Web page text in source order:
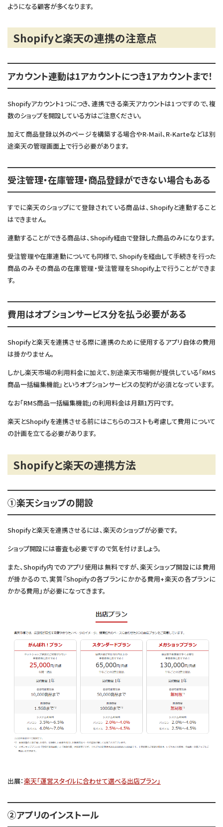
ようになる顧客が多くなります。
Shopifyと楽天の連携の注意点
アカウント連動は1アカウントにつき1アカウントまで！
Shopifyアカウント1つにつき、連携できる楽天アカウントは1つですので、複
数のショップを開設している方はご注意ください。
加えて商品登録以外のページを構築する場合やR-Mail、R-Karteなどは別
途楽天の管理画面上で行う必要があります。
受注管理・在庫管理・商品登録ができない場合もある
すでに楽天のショップにて登録されている商品は、Shopifyと連動すること
はできません。
連動することができる商品は、Shopify経由で登録した商品のみになります。
受注管理や在庫連動についても同様で、Shopifyを経由して手続きを行った
商品のみその商品の在庫管理・受注管理をShopify上で行うことができま
す。
費用はオプションサービス分を払う必要がある
Shopifyと楽天を連携させる際に連携のために使用するアプリ自体の費用
は掛かりません。
しかし楽天市場の利用料金に加えて、別途楽天市場側が提供している「RMS
商品一括編集機能」というオプションサービスの契約が必須となっています。
なお「RMS商品一括編集機能」の利用料金は月額1万円です。
楽天とShopifyを連携させる前にはこちらのコストも考慮して費用について
の計画を立てる必要があります。
Shopifyと楽天の連携方法
①楽天ショップの開設
Shopifyと楽天を連携させるには、楽天のショップが必要です。
ショップ開設には審査も必要ですので気を付けましょう。
また、Shopify内でのアプリ使用は無料ですが、楽天ショップ開設には費用
が掛かるので、実質『Shopifyの各プランにかかる費用+楽天の各プランに
かかる費用』が必要になってきます。
出展：楽天「運営スタイルに合わせて選べる出店プラン」
②アプリのインストール